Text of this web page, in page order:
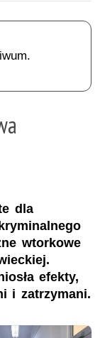
dla
wtorkowe
efekty,
i zatrzymani.